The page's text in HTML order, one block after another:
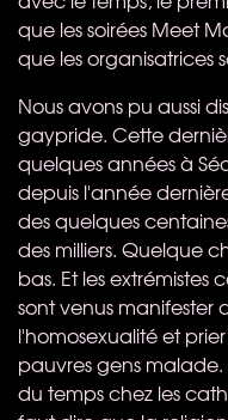
que les soirées Meet
que les organisatrices
Nous avons pu aussi
gaypride. Cette
quelques années à
depuis l'année
des quelques
des milliers. Quelque
bas. Et les extrémistes
sont venus
l'homosexualité et
pauvres gens
du temps chez les